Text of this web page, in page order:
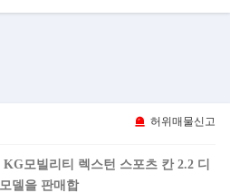
허위매물신고
KG모빌리티 렉스턴 스포츠 칸 2.2 디
모델을 판매합